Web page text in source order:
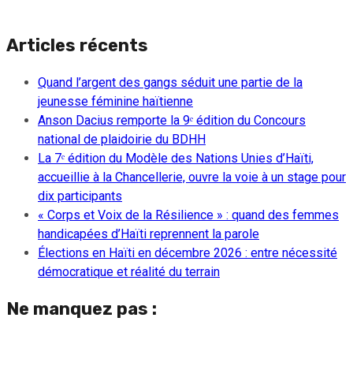
Articles récents
Quand l’argent des gangs séduit une partie de la
jeunesse féminine haïtienne
Anson Dacius remporte la 9ᵉ édition du Concours
national de plaidoirie du BDHH
La 7ᵉ édition du Modèle des Nations Unies d’Haïti,
accueillie à la Chancellerie, ouvre la voie à un stage pour
dix participants
« Corps et Voix de la Résilience » : quand des femmes
handicapées d’Haïti reprennent la parole
Élections en Haïti en décembre 2026 : entre nécessité
démocratique et réalité du terrain
Ne manquez pas :